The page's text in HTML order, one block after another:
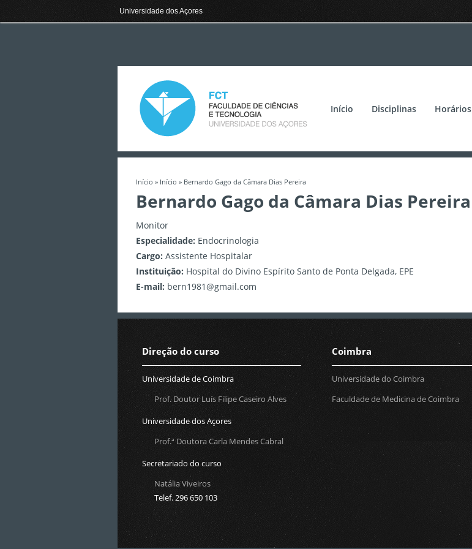
Universidade dos Açores
Início Disciplinas Horários
Está aqui
Início » Início » Bernardo Gago da Câmara Dias Pereira
Bernardo Gago da Câmara Dias Pereira
Monitor
Especialidade: Endocrinologia
Cargo: Assistente Hospitalar
Instituição: Hospital do Divino Espírito Santo de Ponta Delgada, EPE
E-mail: bern1981@gmail.com
Direção do curso
Universidade de Coimbra
Prof. Doutor Luís Filipe Caseiro Alves
Universidade dos Açores
Prof.ª Doutora Carla Mendes Cabral
Secretariado do curso
Natália Viveiros
Telef. 296 650 103
Coimbra
Universidade do Coimbra
Faculdade de Medicina de Coimbra